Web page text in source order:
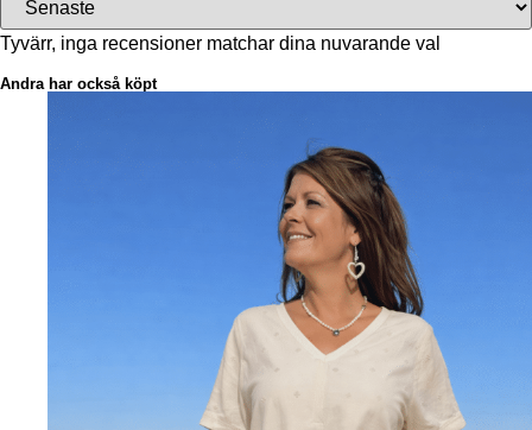
Tyvärr, inga recensioner matchar dina nuvarande val
Andra har också köpt